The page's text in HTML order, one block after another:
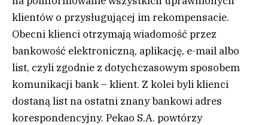
klientów o przysługującej im rekompensacie.
Obecni klienci otrzymają wiadomość przez
bankowość elektroniczną, aplikację, e-mail albo
list, czyli zgodnie z dotychczasowym sposobem
komunikacji bank – klient. Z kolei byli klienci
dostaną list na ostatni znany bankowi adres
korespondencyjny. Pekao S.A. powtórzy